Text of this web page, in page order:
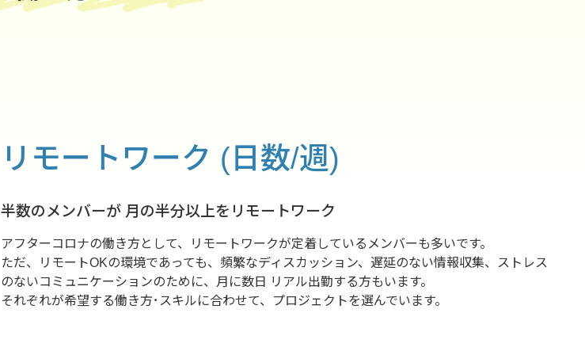
リモートワーク (日数/週)
半数のメンバーが 月の半分以上をリモートワーク
アフターコロナの働き方として、リモートワークが定着しているメンバーも多いです。
ただ、リモートOKの環境であっても、頻繁なディスカッション、遅延のない情報収集、ストレス
のないコミュニケーションのために、月に数日 リアル出勤する方もいます。
それぞれが希望する働き方･スキルに合わせて、プロジェクトを選んでいます。